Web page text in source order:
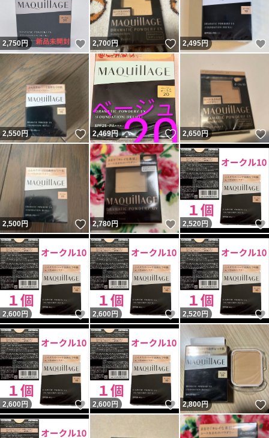
2,750円 いいね！
2,700円 いいね！
2,495円
2,550円 いいね！
2,469円 いいね！
2,650円
2,500円 いいね！
2,780円 いいね！
2,520 円
2,600 円 いいね！
2,600 円 いいね！
2,520 円
2,600 円 いいね！
2,600 円 いいね！
2,800円